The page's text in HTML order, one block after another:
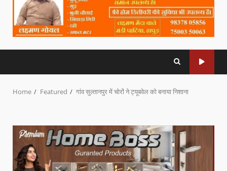
Home Featured गांव सुल्तानपुर में चोरों ने ट्यूबवेल को बनाया निशाना